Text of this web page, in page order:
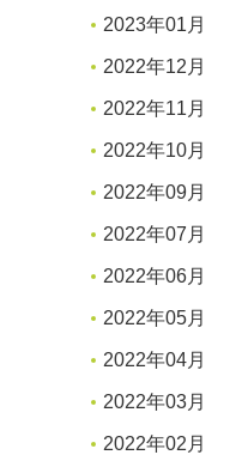
2023年01月
2022年12月
2022年11月
2022年10月
2022年09月
2022年07月
2022年06月
2022年05月
2022年04月
2022年03月
2022年02月